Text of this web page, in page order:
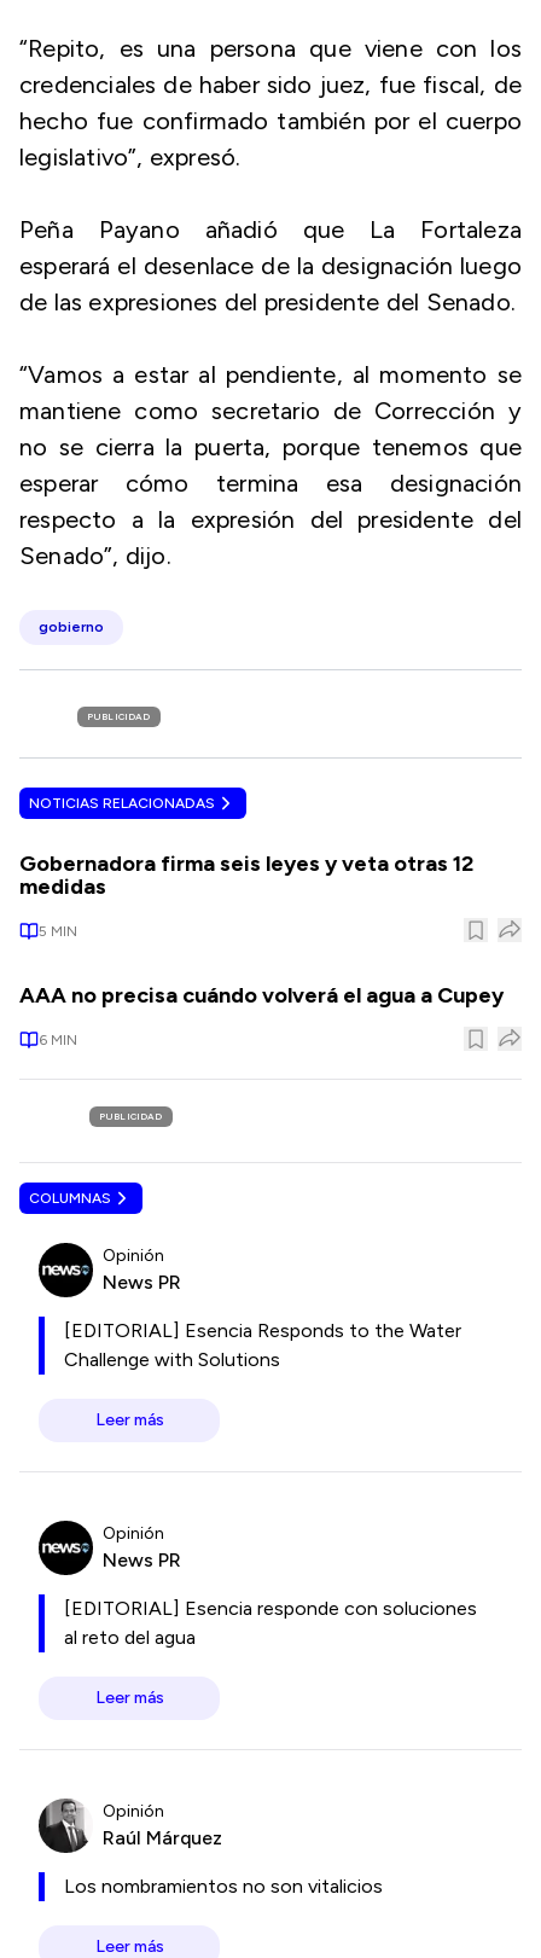
“Repito, es una persona que viene con los
credenciales de haber sido juez, fue fiscal, de
hecho fue confirmado también por el cuerpo
legislativo”, expresó.
Peña Payano añadió que La Fortaleza
esperará el desenlace de la designación luego
de las expresiones del presidente del Senado.
“Vamos a estar al pendiente, al momento se
mantiene como secretario de Corrección y
no se cierra la puerta, porque tenemos que
esperar cómo termina esa designación
respecto a la expresión del presidente del
Senado”, dijo.
gobierno
PUBLICIDAD
NOTICIAS RELACIONADAS
Gobernadora firma seis leyes y veta otras 12
medidas
5 MIN
AAA no precisa cuándo volverá el agua a Cupey
6 MIN
PUBLICIDAD
COLUMNAS
Opinión
News PR
[EDITORIAL] Esencia Responds to the Water
Challenge with Solutions
Leer más
Opinión
News PR
[EDITORIAL] Esencia responde con soluciones
al reto del agua
Leer más
Opinión
Raúl Márquez
Los nombramientos no son vitalicios
Leer más